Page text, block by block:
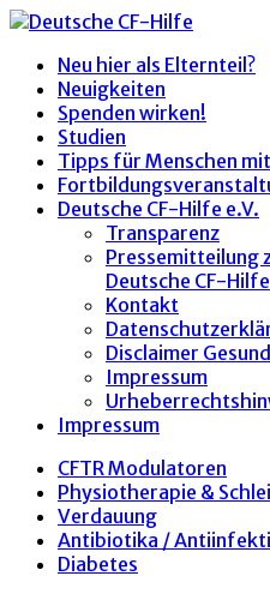
Neu hier als Elternteil?
Neuigkeiten
Spenden wirken!
Studien
Tipps für Menschen mit
Deutsche CF-Hilfe e.V.
Transparenz
Pressemitteilung
Deutsche CF-Hilfe
Kontakt
Disclaimer
Impressum
Impressum
CFTR Modulatoren
Physiotherapie &
Verdauung
Antibiotika /
Diabetes